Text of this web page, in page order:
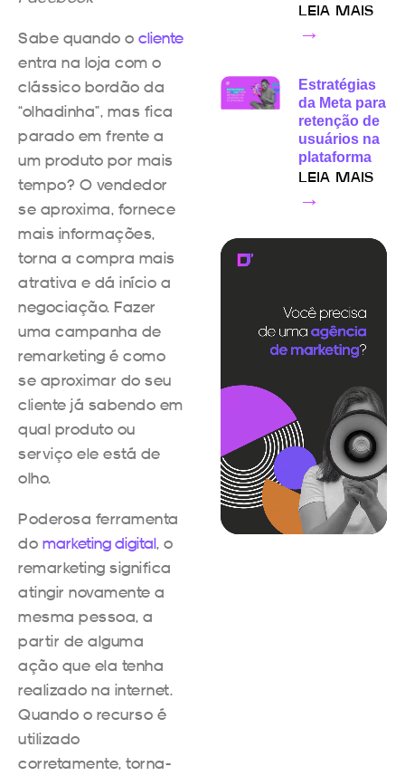
Sabe quando o cliente
entra na loja com o
clássico bordão da
“olhadinha”, mas fica
parado em frente a
um produto por mais
tempo? O vendedor
se aproxima, fornece
mais informações,
torna a compra mais
atrativa e dá início a
negociação. Fazer
uma campanha de
remarketing é como
se aproximar do seu
cliente já sabendo em
qual produto ou
serviço ele está de
olho.
Poderosa ferramenta
do marketing digital, o
remarketing significa
atingir novamente a
mesma pessoa, a
partir de alguma
ação que ela tenha
realizado na internet.
Quando o recurso é
utilizado
corretamente, torna-
LEIA MAIS
→
Estratégias
da Meta para
retenção de
usuários na
plataforma
LEIA MAIS
→